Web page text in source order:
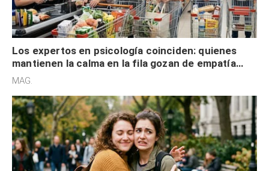
Los expertos en psicología coinciden: quienes
mantienen la calma en la fila gozan de empatía
cognitiva, gratitud y no solo tienen autocontrol
MAG.